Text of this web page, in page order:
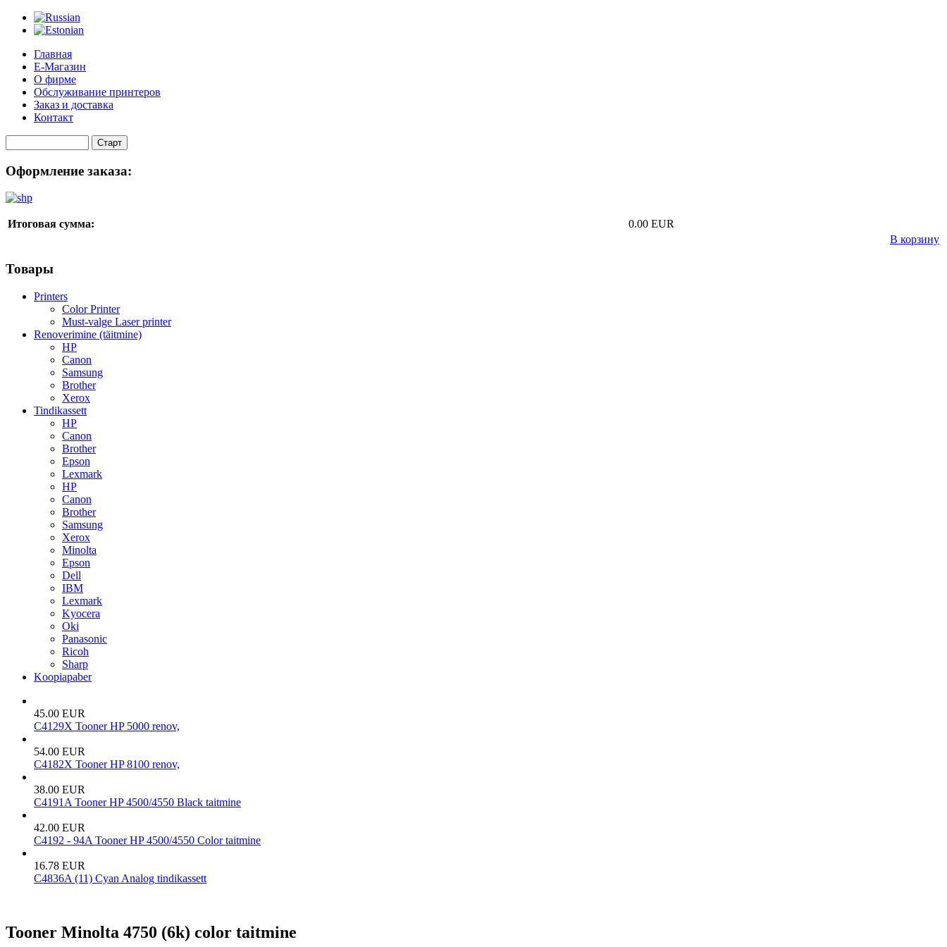
Главная
Е-Магазин
О фирме
Обслуживание принтеров
Заказ и доставка
Контакт
Оформление заказа:
Итоговая сумма:
0.00 EUR
В корзину
Товары
Printers
Color Printer
Must-valge Laser printer
Renoverimine (täitmine)
HP
Canon
Samsung
Brother
Xerox
Tindikassett
HP
Canon
Brother
Epson
Lexmark
HP
Canon
Brother
Samsung
Xerox
Minolta
Epson
Dell
IBM
Lexmark
Kyocera
Oki
Panasonic
Ricoh
Sharp
Koopiapaber
45.00 EUR
C4129X Tooner HP 5000 renov,
54.00 EUR
C4182X Tooner HP 8100 renov,
38.00 EUR
C4191A Tooner HP 4500/4550 Black taitmine
42.00 EUR
C4192 - 94A Tooner HP 4500/4550 Color taitmine
16.78 EUR
C4836A (11) Cyan Analog tindikassett
Tooner Minolta 4750 (6k) color taitmine